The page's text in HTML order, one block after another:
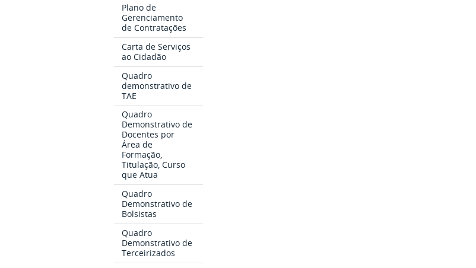
Plano de
Gerenciamento
de Contratações
Carta de Serviços
ao Cidadão
Quadro
demonstrativo de
TAE
Quadro
Demonstrativo de
Docentes por
Área de
Formação,
Titulação, Curso
que Atua
Quadro
Demonstrativo de
Bolsistas
Quadro
Demonstrativo de
Terceirizados